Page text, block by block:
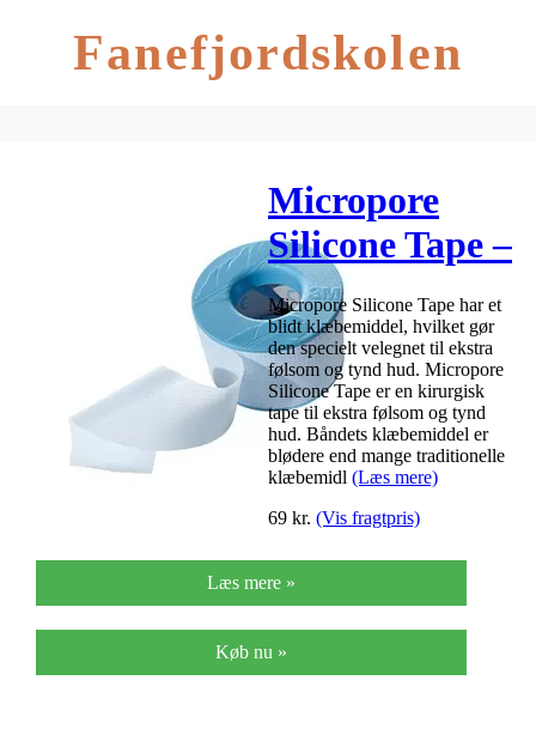
Fanefjordskolen
Micropore
Silicone Tape –
2,5 cm x 5 m
Micropore Silicone Tape har et
blidt klæbemiddel, hvilket gør
den specielt velegnet til ekstra
følsom og tynd hud. Micropore
Silicone Tape er en kirurgisk
tape til ekstra følsom og tynd
hud. Båndets klæbemiddel er
blødere end mange traditionelle
klæbemidl (Læs mere)
69 kr. (Vis fragtpris)
Læs mere »
Køb nu »